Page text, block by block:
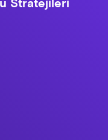
Stratejileri